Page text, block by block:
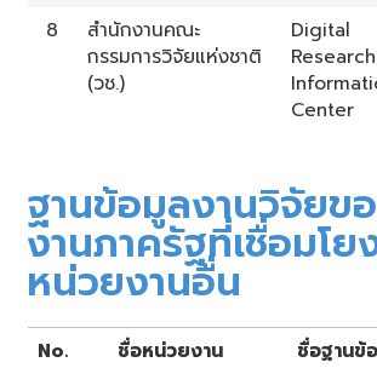
8
สำนักงานคณะ
กรรมการวิจัยแห่งชาติ
(วช.)
Digital
Research
Center
ฐานข้อมูลงานวิจัยข
งานภาครัฐที่เชื่อมโ
หน่วยงานอื่น
No. ชื่อหน่วยงาน ชื่อฐานข้